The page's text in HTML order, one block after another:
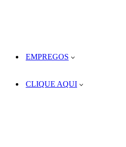
EMPREGOS
CLIQUE AQUI